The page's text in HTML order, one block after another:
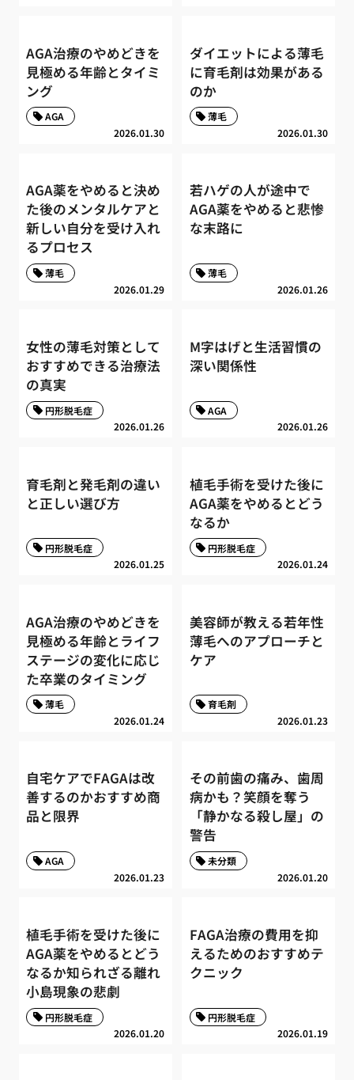
AGA治療のやめどきを
見極める年齢とタイミ
ング
2026.01.30
AGA
ダイエットによる薄毛
に育毛剤は効果がある
のか
2026.01.30
薄毛
AGA薬をやめると決め
た後のメンタルケアと
新しい自分を受け入れ
るプロセス
2026.01.29
薄毛
若ハゲの人が途中で
AGA薬をやめると悲惨
な末路に
2026.01.26
薄毛
女性の薄毛対策として
おすすめできる治療法
の真実
2026.01.26
円形脱毛症
M字はげと生活習慣の
深い関係性
2026.01.26
AGA
育毛剤と発毛剤の違い
と正しい選び方
2026.01.25
円形脱毛症
植毛手術を受けた後に
AGA薬をやめるとどう
なるか
2026.01.24
円形脱毛症
AGA治療のやめどきを
見極める年齢とライフ
ステージの変化に応じ
た卒業のタイミング
2026.01.24
薄毛
美容師が教える若年性
薄毛へのアプローチと
ケア
2026.01.23
育毛剤
自宅ケアでFAGAは改
善するのかおすすめ商
品と限界
2026.01.23
AGA
その前歯の痛み、歯周
病かも？笑顔を奪う
「静かなる殺し屋」の
警告
2026.01.20
未分類
植毛手術を受けた後に
AGA薬をやめるとどう
なるか知られざる離れ
小島現象の悲劇
2026.01.20
円形脱毛症
FAGA治療の費用を抑
えるためのおすすめテ
クニック
2026.01.19
円形脱毛症